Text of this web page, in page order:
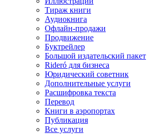
Тираж книги
Аудиокнига
Офлайн-продажи
Продвижение
Буктрейлер
Большой издательский пакет
Rideró для бизнеса
Юридический советник
Дополнительные услуги
Расшифровка текста
Перевод
Книги в аэропортах
Публикация
Все услуги